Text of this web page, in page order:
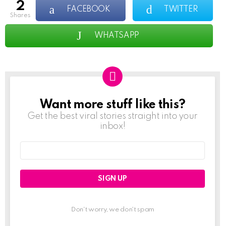
2
shares
FACEBOOK TWITTER
WHATSAPP
NEWSLETTER
Want more stuff like this?
Get the best viral stories straight into your
inbox!
Don't worry, we don't spam